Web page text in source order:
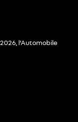
l’Automobile